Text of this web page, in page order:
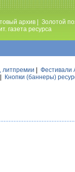
архив Золотой
газета ресурса
литпремии Фестивали
Кнопки (баннеры)